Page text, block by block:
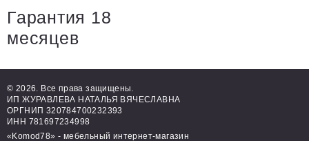
Гарантия 18
месяцев
© 2026. Все права защищены.
ИП ЖУРАВЛЕВА НАТАЛЬЯ ВЯЧЕСЛАВНА
ОРГНИП 320784700232393
ИНН 781697234998
«Komod78» - мебельный интернет-магазин